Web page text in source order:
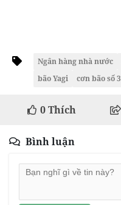
Ngân hàng nhà nước
bão Yagi
cơn bão số 3
0Thích
Bình luận